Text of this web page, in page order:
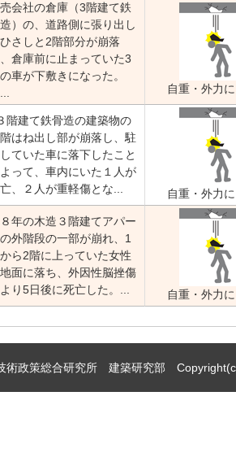
会社の倉庫（3階建て鉄
）の、道路側に張り出し
さしと2階部分が崩落
、倉庫前に止まっていた3
車が下敷きになった。
自重・外力
階建て鉄骨造の建築物の
階はね出し部が崩落し、駐
ていた車に落下したこと
って、車内にいた１人が
、２人が重軽傷とな...
自重・外力
年の木造３階建てアパー
の外階段の一部が崩れ、1
ら2階に上っていた女性
面に落ち、外因性脳挫傷
り5日後に死亡した。...
自重・外力
術政策総合研究所 建築研究部